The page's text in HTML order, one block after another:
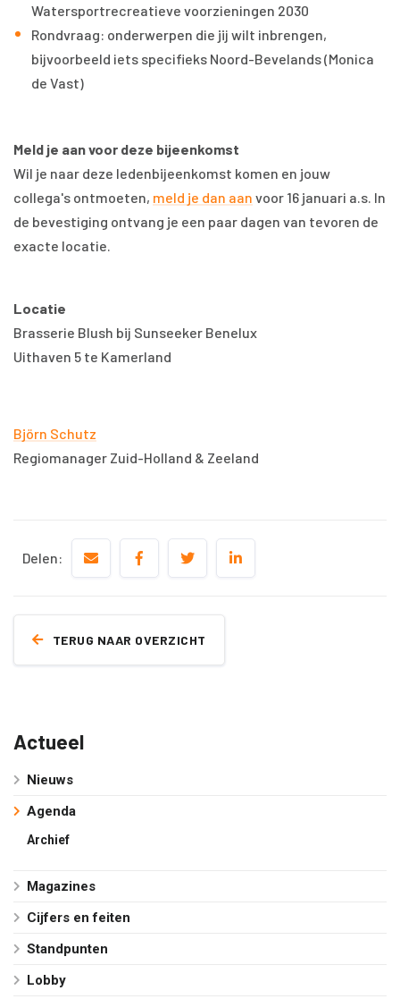
Watersportrecreatieve voorzieningen 2030
Rondvraag: onderwerpen die jij wilt inbrengen,
bijvoorbeeld iets specifieks Noord-Bevelands (Monica
de Vast)
Meld je aan voor deze bijeenkomst
Wil je naar deze ledenbijeenkomst komen en jouw
collega's ontmoeten, meld je dan aan voor 16 januari a.s. In
de bevestiging ontvang je een paar dagen van tevoren de
exacte locatie.
Locatie
Brasserie Blush bij Sunseeker Benelux
Uithaven 5 te Kamerland
Björn Schutz
Regiomanager Zuid-Holland & Zeeland
Delen:
TERUG NAAR OVERZICHT
Actueel
Nieuws
Agenda
Archief
Magazines
Cijfers en feiten
Standpunten
Lobby